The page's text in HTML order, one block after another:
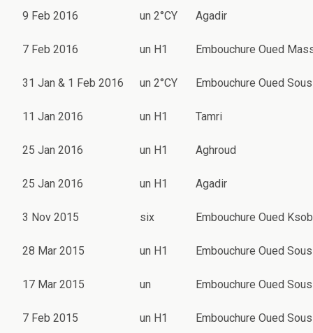
9 Feb 2016 un 2°CY Agadir
7 Feb 2016 un H1 Embouchure Oued
31 Jan & 1 Feb 2016 un 2°CY Embouchure Oued
11 Jan 2016 un H1 Tamri
25 Jan 2016 un H1 Aghroud
25 Jan 2016 un H1 Agadir
3 Nov 2015 six Embouchure Oued Ksob
28 Mar 2015 un H1 Embouchure Oued
17 Mar 2015 un Embouchure Oued
7 Feb 2015 un H1 Embouchure Oued